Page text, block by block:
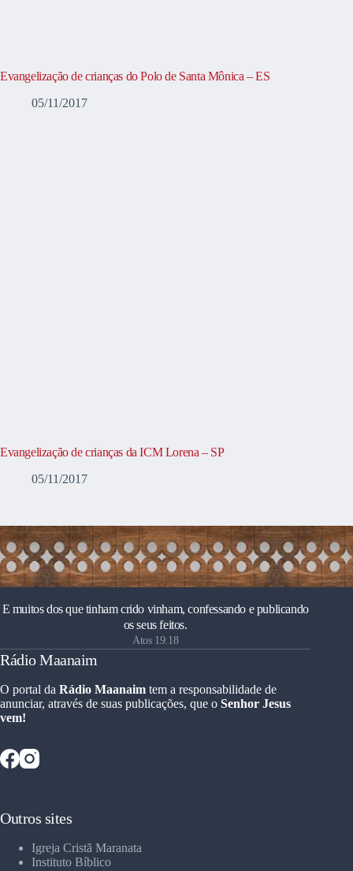
Evangelização de crianças do Polo de Santa Mônica – ES
05/11/2017
Evangelização de crianças da ICM Lorena – SP
05/11/2017
E muitos dos que tinham crido vinham, confessando e publicando
os seus feitos.
Atos 19:18
Rádio Maanaim
O portal da Rádio Maanaim tem a responsabilidade de
anunciar, através de suas publicações, que o Senhor Jesus
vem!
Outros sites
Igreja Cristã Maranata
Instituto Bíblico